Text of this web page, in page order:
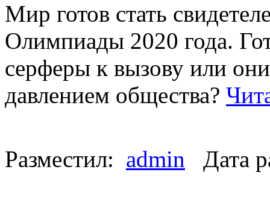
Мир готов стать
Олимпиады 2020 года.
серферы к вызову или
давлением общества?
Разместил: admin Дата